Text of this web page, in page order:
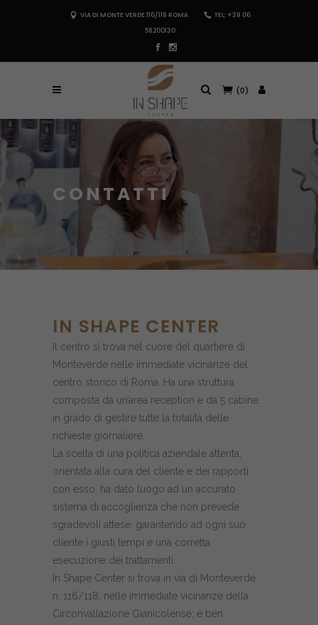
VIA DI MONTE VERDE 116/118 ROMA
TEL: +39 06
58200130
(0)
CONTATTI
IN SHAPE CENTER
Il centro si trova nel cuore del quartiere di
Monteverde nelle immediate vicinanze del
centro storico di Roma. Ha una struttura
composta da un’area reception e da 5 cabine
in grado di gestire tutte la totalità delle
richieste giornaliere.
La scelta di una politica aziendale attenta,
orientata alla cura del cliente e dei rapporti
con esso, ha dato luogo ad un accurato
sistema di accoglienza che non prevede
sgradevoli attese, garantendo ad ogni suo
cliente i giusti tempi e una corretta
esecuzione dei trattamenti.
In Shape Center si trova in via di Monteverde
n. 116/118, nelle immediate vicinanze della
Circonvallazione Gianicolense; é ben